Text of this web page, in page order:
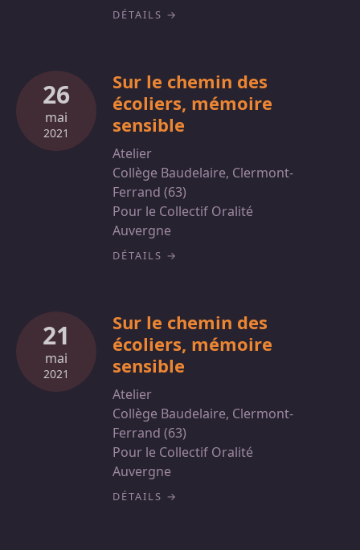
DÉTAILS
26
mai
2021
Sur le chemin des
écoliers, mémoire
sensible
Atelier
Collège Baudelaire, Clermont-
Ferrand (63)
Pour le Collectif Oralité
Auvergne
DÉTAILS
21
mai
2021
Sur le chemin des
écoliers, mémoire
sensible
Atelier
Collège Baudelaire, Clermont-
Ferrand (63)
Pour le Collectif Oralité
Auvergne
DÉTAILS